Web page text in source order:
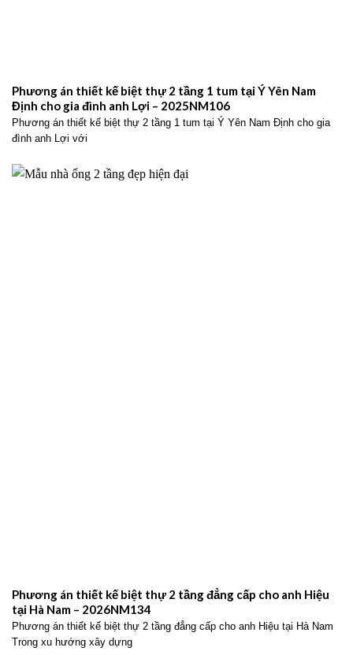
Phương án thiết kế biệt thự 2 tầng 1 tum tại Ý Yên Nam
Định cho gia đình anh Lợi – 2025NM106
Phương án thiết kế biệt thự 2 tầng 1 tum tại Ý Yên Nam Định cho gia
đình anh Lợi với
Phương án thiết kế biệt thự 2 tầng đẳng cấp cho anh Hiệu
tại Hà Nam – 2026NM134
Phương án thiết kế biệt thự 2 tầng đẳng cấp cho anh Hiệu tại Hà Nam
Trong xu hướng xây dựng